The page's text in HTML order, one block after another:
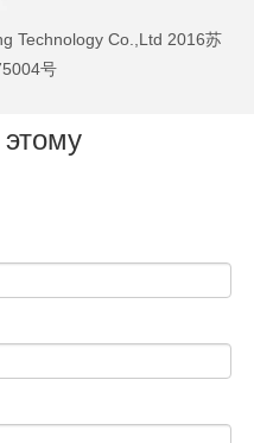
Technology Co.,Ltd 2016苏
号